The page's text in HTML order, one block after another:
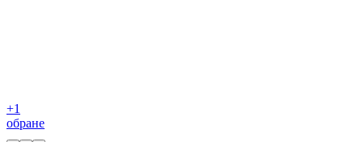
+1
обране